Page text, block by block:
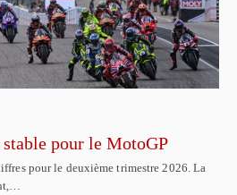
pour le MotoGP
pour le deuxième trimestre 2026. La